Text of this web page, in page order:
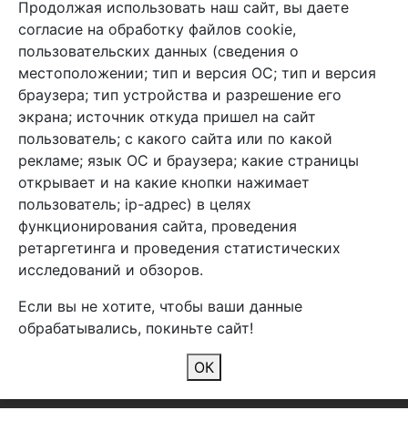
+7 (495) 933-38-08
info@arben-textile.ru- оптовые продажи
Арбен текстиль г. Щелково, пер.
1-й Советский д.25, владение 2.
Мы в соц. сетях
Продолжая использовать наш сайт, вы даете
согласие на обработку файлов cookie,
пользовательских данных (сведения о
местоположении; тип и версия ОС; тип и версия
браузера; тип устройства и разрешение его
экрана; источник откуда пришел на сайт
пользователь; с какого сайта или по какой
рекламе; язык ОС и браузера; какие страницы
открывает и на какие кнопки нажимает
пользователь; ip-адрес) в целях
функционирования сайта, проведения
ретаргетинга и проведения статистических
исследований и обзоров.
Если вы не хотите, чтобы ваши данные
обрабатывались, покиньте сайт!
ОК